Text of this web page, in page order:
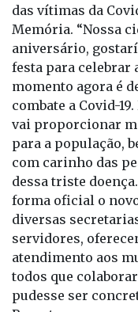
das vítimas da
Memória. “Nossa
aniversário,
festa para celebrar
momento agora é
combate a Covid-
vai proporcionar
para a população,
com carinho das
dessa triste
forma oficial o
diversas
servidores,
atendimento aos
todos que
pudesse ser